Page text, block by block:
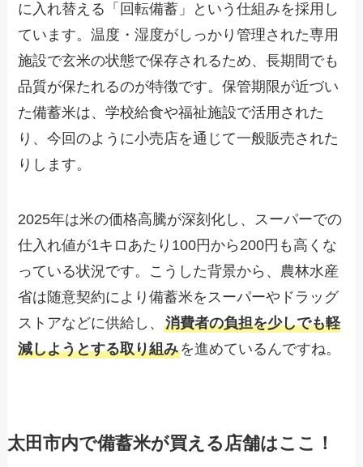
に入れ替える「回転備蓄」という仕組みを採用し
ています。温度・湿度がしっかり管理された専用
施設で玄米の状態で保存されるため、長期間でも
品質が保たれるのが特徴です。保管期限が近づい
た備蓄米は、学校給食や福祉施設で活用された
り、今回のように小売店を通じて一般販売された
りします。
2025年は米の価格高騰が深刻化し、スーパーでの
仕入れ値が1キロあたり100円から200円も高くな
っている状況です。こうした背景から、農林水産
省は随意契約により備蓄米をスーパーやドラッグ
ストアなどに供給し、消費者の負担を少しでも軽
減しようとする取り組みを進めているんですね。
太田市内で備蓄米が買える店舗はここ！